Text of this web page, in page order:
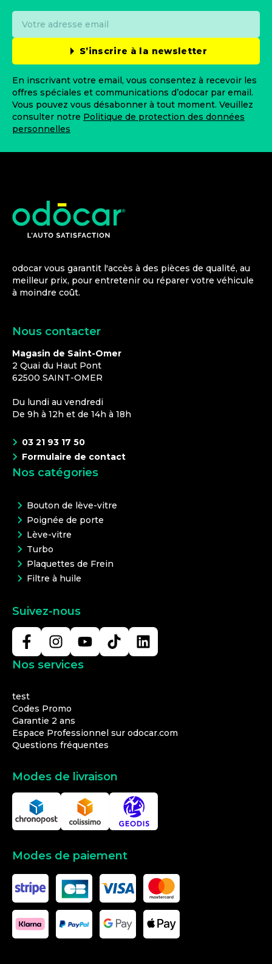
S’inscrire à la newsletter
En inscrivant votre email, vous consentez à recevoir les
offres spéciales et communications d’odocar par email.
Vous pouvez vous désabonner à tout moment. Veuillez
consulter notre Politique de protection des données
personnelles
odocar vous garantit l'accès à des pièces de qualité, au
meilleur prix, pour entretenir ou réparer votre véhicule
à moindre coût.
Nous contacter
Magasin de Saint-Omer
2 Quai du Haut Pont
62500 SAINT-OMER
Du lundi au vendredi
De 9h à 12h et de 14h à 18h
03 21 93 17 50
Formulaire de contact
Nos catégories
Bouton de lève-vitre
Poignée de porte
Lève-vitre
Turbo
Plaquettes de Frein
Filtre à huile
Suivez-nous
Nos services
test
Codes Promo
Garantie 2 ans
Espace Professionnel sur odocar.com
Questions fréquentes
Modes de livraison
Modes de paiement